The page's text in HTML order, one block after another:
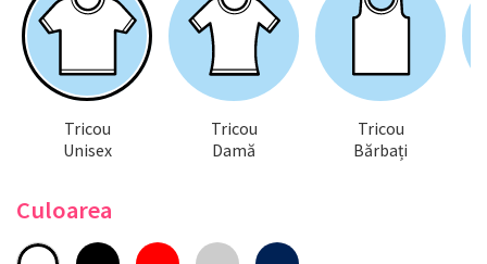
Tricou
Unisex
Tricou
Damă
Tricou
Bărbați
Culoarea